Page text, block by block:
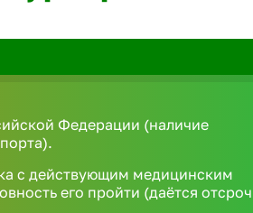
Федерации (наличие
с действующим медицинским
его пройти (даётся